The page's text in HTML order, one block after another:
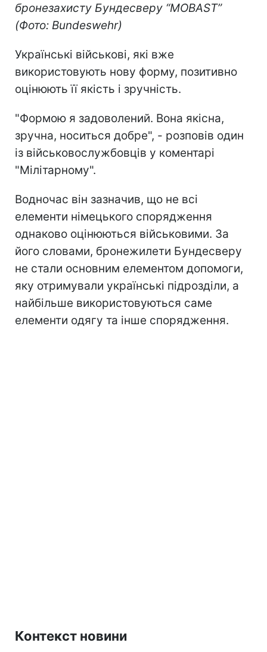
бронезахисту Бундесверу “MOBAST”
(Фото: Bundeswehr)
Українські військові, які вже
використовують нову форму, позитивно
оцінюють її якість і зручність.
"Формою я задоволений. Вона якісна,
зручна, носиться добре", - розповів один
із військовослужбовців у коментарі
"Мілітарному".
Водночас він зазначив, що не всі
елементи німецького спорядження
однаково оцінюються військовими. За
його словами, бронежилети Бундесверу
не стали основним елементом допомоги,
яку отримували українські підрозділи, а
найбільше використовуються саме
елементи одягу та інше спорядження.
Контекст новини